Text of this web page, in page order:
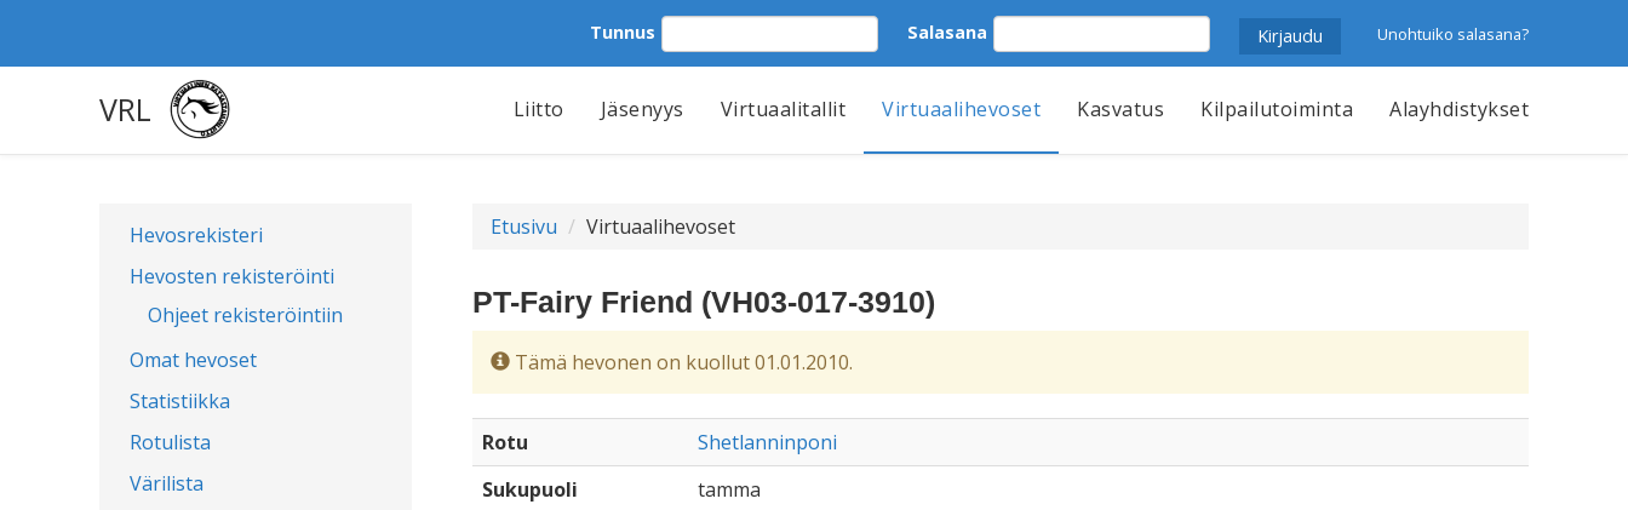
Tunnus Salasana Unohtuiko salasana?
VRL Liitto Jäsenyys Virtuaalitallit Virtuaalihevoset Kasvatus Kilpailutoiminta Alayhdistykset
Hevosrekisteri
Hevosten rekisteröinti
Ohjeet rekisteröintiin
Omat hevoset
Statistiikka
Rotulista
Värilista
Etusivu Virtuaalihevoset
PT-Fairy Friend (VH03-017-3910)
Tämä hevonen on kuollut 01.01.2010.
Rotu
Shetlanninponi
Sukupuoli
tamma